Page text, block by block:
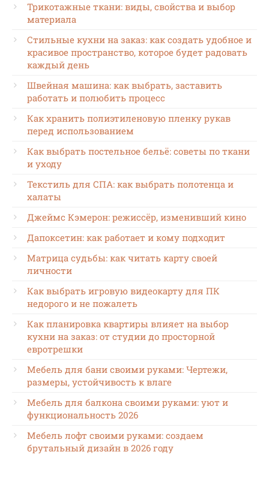
Трикотажные ткани: виды, свойства и выбор
материала
Стильные кухни на заказ: как создать удобное и
красивое пространство, которое будет радовать
каждый день
Швейная машина: как выбрать, заставить
работать и полюбить процесс
Как хранить полиэтиленовую пленку рукав
перед использованием
Как выбрать постельное бельё: советы по ткани
и уходу
Текстиль для СПА: как выбрать полотенца и
халаты
Джеймс Кэмерон: режиссёр, изменивший кино
Дапоксетин: как работает и кому подходит
Матрица судьбы: как читать карту своей
личности
Как выбрать игровую видеокарту для ПК
недорого и не пожалеть
Как планировка квартиры влияет на выбор
кухни на заказ: от студии до просторной
евротрешки
Мебель для бани своими руками: Чертежи,
размеры, устойчивость к влаге
Мебель для балкона своими руками: уют и
функциональность 2026
Мебель лофт своими руками: создаем
брутальный дизайн в 2026 году